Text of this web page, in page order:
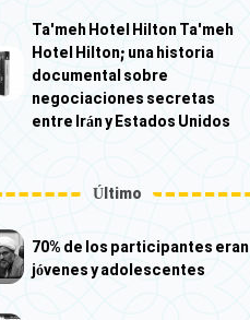
Ta'meh Hotel Hilton Ta'meh
Hotel Hilton; una historia
documental sobre
negociaciones secretas
entre Irán y Estados Unidos
Último
70% de los participantes eran
jóvenes y adolescentes